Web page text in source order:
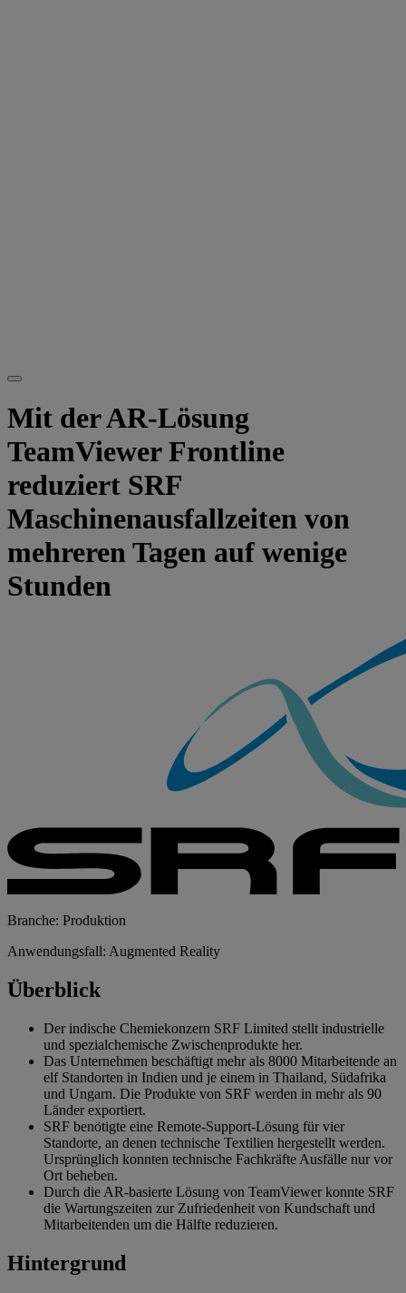
Mit der AR-Lösung
TeamViewer Frontline
reduziert SRF
Maschinenausfallzeiten von
mehreren Tagen auf wenige
Stunden
Branche: Produktion
Anwendungsfall: Augmented Reality
Überblick
Der indische Chemiekonzern SRF Limited stellt industrielle
und spezialchemische Zwischenprodukte her.
Das Unternehmen beschäftigt mehr als 8000 Mitarbeitende an
elf Standorten in Indien und je einem in Thailand, Südafrika
und Ungarn. Die Produkte von SRF werden in mehr als 90
Länder exportiert.
SRF benötigte eine Remote-Support-Lösung für vier
Standorte, an denen technische Textilien hergestellt werden.
Ursprünglich konnten technische Fachkräfte Ausfälle nur vor
Ort beheben.
Durch die AR-basierte Lösung von TeamViewer konnte SRF
die Wartungszeiten zur Zufriedenheit von Kundschaft und
Mitarbeitenden um die Hälfte reduzieren.
Hintergrund